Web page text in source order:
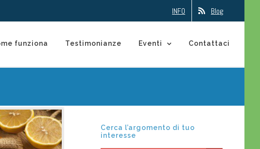
INFO Blog
funziona Testimonianze Eventi Contattaci
Cerca l’argomento di tuo
interesse